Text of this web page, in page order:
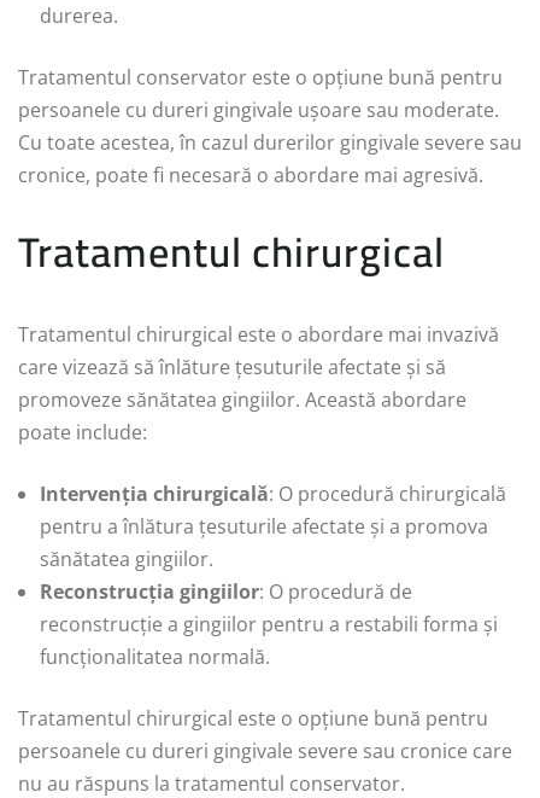
durerea.
Tratamentul conservator este o opțiune bună pentru
persoanele cu dureri gingivale ușoare sau moderate.
Cu toate acestea, în cazul durerilor gingivale severe sau
cronice, poate fi necesară o abordare mai agresivă.
Tratamentul chirurgical
Tratamentul chirurgical este o abordare mai invazivă
care vizează să înlăture țesuturile afectate și să
promoveze sănătatea gingiilor. Această abordare
poate include:
Intervenția chirurgicală: O procedură chirurgicală
pentru a înlătura țesuturile afectate și a promova
sănătatea gingiilor.
Reconstrucția gingiilor: O procedură de
reconstrucție a gingiilor pentru a restabili forma și
funcționalitatea normală.
Tratamentul chirurgical este o opțiune bună pentru
persoanele cu dureri gingivale severe sau cronice care
nu au răspuns la tratamentul conservator.